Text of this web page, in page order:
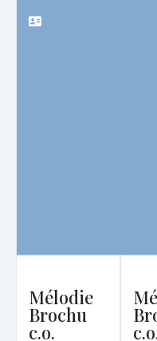
Mélodie
Brochu
c.o.